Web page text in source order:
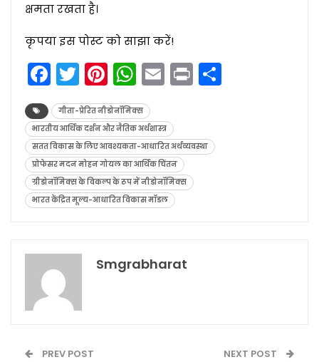
क्षमता रखता है।
कृपया इस पोस्ट को साझा करें!
Facebook
Twitter
Pinterest
WhatsApp
Email
Print
गीता-प्रेरित नीडोनॉमिक्स
भारतीय आर्थिक दर्शन और नैतिक अर्थशास्त्र
सतत विकास के लिए आवश्यकता-आधारित अर्थव्यवस्था
प्रोफेसर मदन मोहन गोयल का आर्थिक चिंतन
ग्रीडोनॉमिक्स के विकल्प के रूप में नीडोनॉमिक्स
भारत केंद्रित मूल्य-आधारित विकास मॉडल
Smgrabharat
PREV POST NEXT POST